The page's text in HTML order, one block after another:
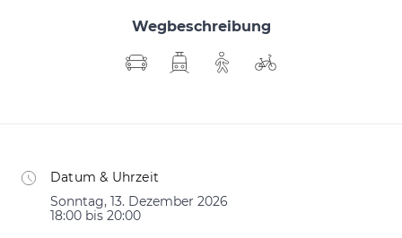
Wegbeschreibung
Datum & Uhrzeit
Sonntag, 13. Dezember 2026
18:00 bis 20:00